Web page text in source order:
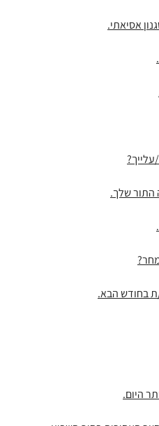
אסיאתי.
התור שלך.
בחודש הבא.
היום.